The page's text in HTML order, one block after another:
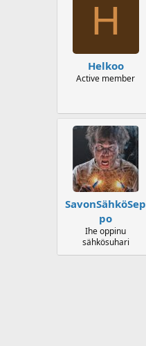
H
Helkoo
Active member
SavonSähköSep
po
Ihe oppinu
sähkösuhari